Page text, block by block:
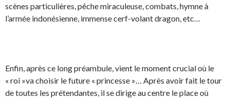
scènes particulières, pêche miraculeuse, combats, hymne à
l’armée indonésienne, immense cerf-volant dragon, etc…
Enfin, après ce long préambule, vient le moment crucial où le
« roi »va choisir le future « princesse »… Après avoir fait le tour
de toutes les prétendantes, il se dirige au centre le place où